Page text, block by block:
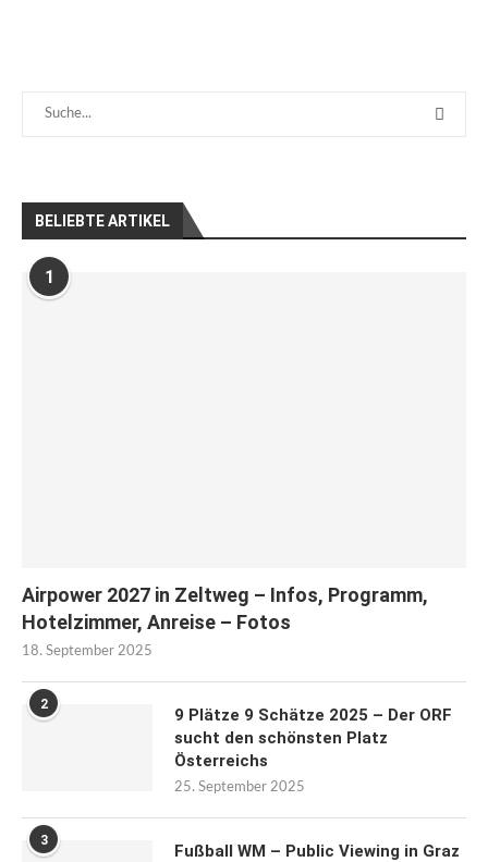
BELIEBTE ARTIKEL
1
Airpower 2027 in Zeltweg – Infos, Programm,
Hotelzimmer, Anreise – Fotos
18. September 2025
2
9 Plätze 9 Schätze 2025 – Der ORF
sucht den schönsten Platz
Österreichs
25. September 2025
3
Fußball WM – Public Viewing in Graz